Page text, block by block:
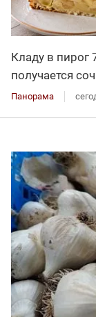
Кладу в пирог
получается
Панорама